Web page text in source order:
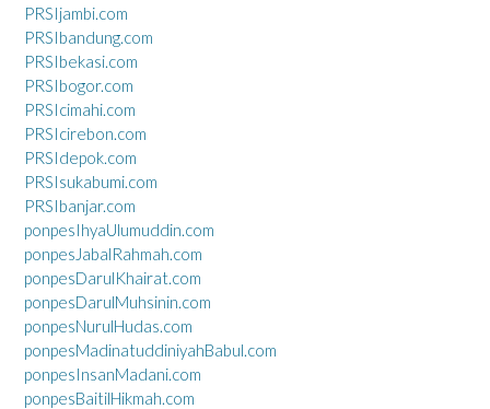
PRSIjambi.com
PRSIbandung.com
PRSIbekasi.com
PRSIbogor.com
PRSIcimahi.com
PRSIcirebon.com
PRSIdepok.com
PRSIsukabumi.com
PRSIbanjar.com
ponpesIhyaUlumuddin.com
ponpesJabalRahmah.com
ponpesDarulKhairat.com
ponpesDarulMuhsinin.com
ponpesNurulHudas.com
ponpesMadinatuddiniyahBabul.com
ponpesInsanMadani.com
ponpesBaitilHikmah.com